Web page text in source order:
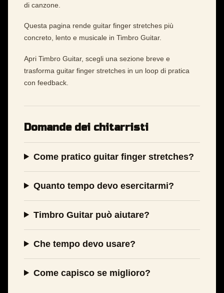
di canzone.
Questa pagina rende guitar finger stretches più
concreto, lento e musicale in Timbro Guitar.
Apri Timbro Guitar, scegli una sezione breve e
trasforma guitar finger stretches in un loop di pratica
con feedback.
Domande dei chitarristi
Come pratico guitar finger stretches?
Quanto tempo devo esercitarmi?
Timbro Guitar può aiutare?
Che tempo devo usare?
Come capisco se miglioro?